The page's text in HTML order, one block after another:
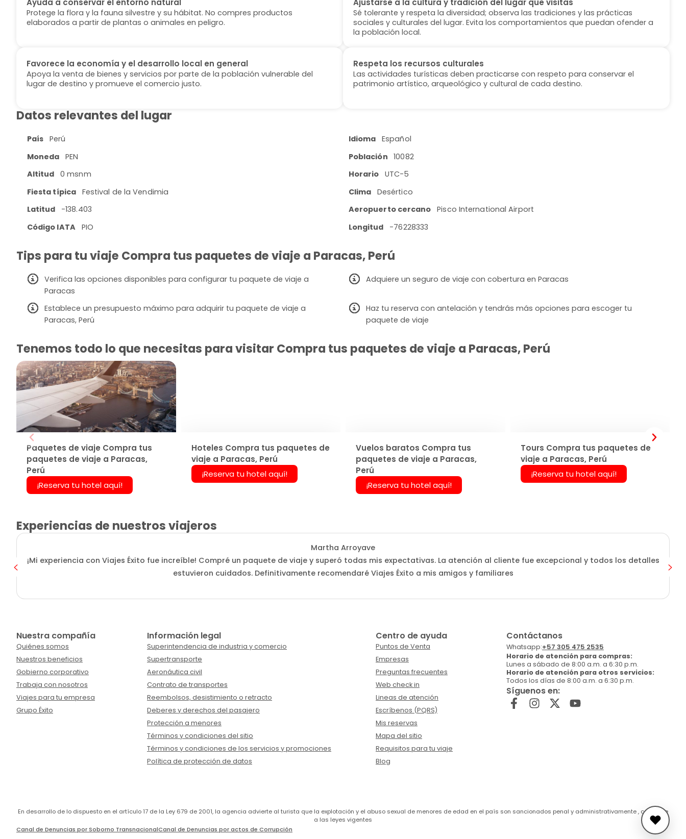
Ayuda a conservar el entorno natural
Protege la flora y la fauna silvestre y su hábitat. No compres productos
elaborados a partir de plantas o animales en peligro.
Ajustarse a la cultura y tradición del lugar que visitas
Sé tolerante y respeta la diversidad; observa las tradiciones y las prácticas
sociales y culturales del lugar. Evita los comportamientos que puedan ofender a
la población local.
Favorece la economía y el desarrollo local en general
Apoya la venta de bienes y servicios por parte de la población vulnerable del
lugar de destino y promueve el comercio justo.
Respeta los recursos culturales
Las actividades turísticas deben practicarse con respeto para conservar el
patrimonio artístico, arqueológico y cultural de cada destino.
Datos relevantes del lugar
País Perú Idioma Español
Moneda PEN Población
10082
Altitud
0 msnm Horario
UTC-5
Fiesta típica Festival de la Vendimia Clima Desértico
Latitud
-138.403 Aeropuerto cercano
Pisco International Airport
Código IATA
PIO Longitud -76228333
Tips para tu viaje Compra tus paquetes de viaje a Paracas, Perú
Verifica las opciones disponibles para configurar tu paquete de viaje a
Paracas
Adquiere un seguro de viaje con cobertura en Paracas
Establece un presupuesto máximo para adquirir tu paquete de viaje a
Paracas, Perú
Haz tu reserva con antelación y tendrás más opciones para escoger tu
paquete de viaje
Tenemos todo lo que necesitas para visitar Compra tus paquetes de viaje a Paracas, Perú
Paquetes de viaje Compra tus
paquetes de viaje a Paracas,
Perú
¡Reserva tu hotel aquí!
Hoteles Compra tus paquetes de
viaje a Paracas, Perú
¡Reserva tu hotel aquí!
Vuelos baratos Compra tus
paquetes de viaje a Paracas,
Perú
¡Reserva tu hotel aquí!
Tours Compra tus paquetes de
viaje a Paracas, Perú
¡Reserva tu hotel aquí!
Experiencias de nuestros viajeros
Martha Arroyave
¡Mi experiencia con Viajes Éxito fue increíble! Compré un paquete de viaje y superó todas mis expectativas. La atención al cliente fue excepcional y todos los detalles
estuvieron cuidados. Definitivamente recomendaré Viajes Éxito a mis amigos y familiares
Nuestra compañía
Quiénes somos
Nuestros beneficios
Gobierno corporativo
Trabaja con nosotros
Viajes para tu empresa
Grupo Éxito
Información legal
Superintendencia de industria y comercio
Supertransporte
Aeronáutica civil
Contrato de transportes
Reembolsos, desistimiento o retracto
Deberes y derechos del pasajero
Protección a menores
Términos y condiciones del sitio
Términos y condiciones de los servicios y promociones
Política de protección de datos
Centro de ayuda
Puntos de Venta
Empresas
Preguntas frecuentes
Web check in
Lineas de atención
Escríbenos (PQRS)
Mis reservas
Mapa del sitio
Requisitos para tu viaje
Blog
Contáctanos
Whatsapp:+57 305 475 2535
Horario de atención para compras:
Lunes a sábado de 8:00 a.m. a 6:30 p.m.
Horario de atención para otros servicios:
Todos los días de 8:00 a.m. a 6:30 p.m.
Síguenos en:
En desarrollo de lo dispuesto en el artículo 17 de la Ley 679 de 2001, la agencia advierte al turista que la explotación y el abuso sexual de menores de edad en el país son sancionados penal y administrativamente , conforme
a las leyes vigentes
Canal de Denuncias por Soborno TransnacionalCanal de Denuncias por actos de Corrupción